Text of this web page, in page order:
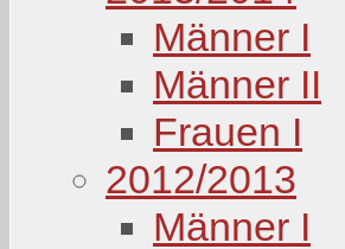
Männer I
Männer II
Frauen I
2012/2013
Männer I